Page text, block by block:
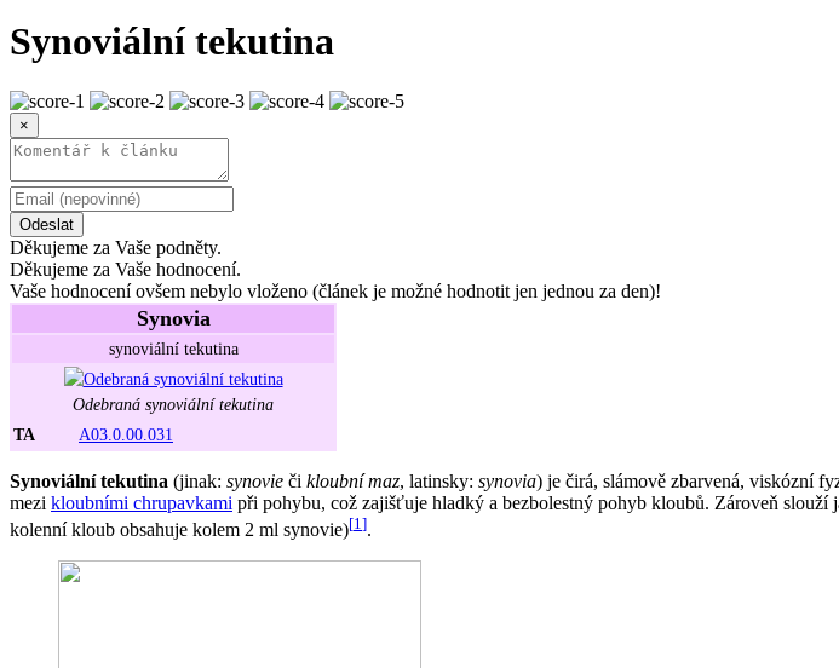
Synoviální tekutina
×
Odeslat
Děkujeme za Vaše podněty.
Děkujeme za Vaše hodnocení.
Vaše hodnocení ovšem nebylo vloženo (článek je možné hodnotit jen jednou za den)!
Synovia
synoviální tekutina
Odebraná synoviální tekutina
TA
A03.0.00.031
Synoviální tekutina (jinak: synovie či kloubní maz, latinsky: synovia) je čirá, slámově zbarvená, viskózní
mezi kloubními chrupavkami při pohybu, což zajišťuje hladký a bezbolestný pohyb kloubů. Zároveň
kolenní kloub obsahuje kolem 2 ml synovie)[1 ].